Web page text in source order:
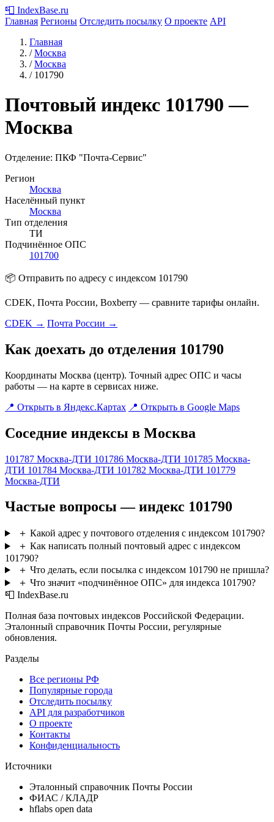
📮 IndexBase.ru
Главная Регионы Отследить посылку О проекте API
Главная
/ Москва
/ Москва
/ 101790
Почтовый индекс 101790 —
Москва
Отделение: ПКФ "Почта-Сервис"
Регион
Москва
Населённый пункт
Москва
Тип отделения
ТИ
Подчинённое ОПС
101700
📦 Отправить по адресу с индексом 101790
CDEK, Почта России, Boxberry — сравните тарифы онлайн.
CDEK → Почта России →
Как доехать до отделения 101790
Координаты Москва (центр). Точный адрес ОПС и часы
работы — на карте в сервисах ниже.
📍 Открыть в Яндекс.Картах 📍 Открыть в Google Maps
Соседние индексы в Москва
101787 Москва-ДТИ 101786 Москва-ДТИ 101785 Москва-
ДТИ 101784 Москва-ДТИ 101782 Москва-ДТИ 101779
Москва-ДТИ
Частые вопросы — индекс 101790
＋ Какой адрес у почтового отделения с индексом 101790?
＋ Как написать полный почтовый адрес с индексом
101790?
＋ Что делать, если посылка с индексом 101790 не пришла?
＋ Что значит «подчинённое ОПС» для индекса 101790?
📮 IndexBase.ru
Полная база почтовых индексов Российской Федерации.
Эталонный справочник Почты России, регулярные
обновления.
Разделы
Все регионы РФ
Популярные города
Отследить посылку
API для разработчиков
О проекте
Контакты
Конфиденциальность
Источники
Эталонный справочник Почты России
ФИАС / КЛАДР
hflabs open data